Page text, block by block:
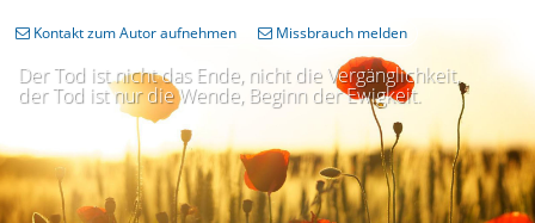
Der Tod ist nicht das Ende, nicht die Vergänglichkeit,
der Tod ist nur die Wende, Beginn der Ewigkeit.
Kontakt zum Autor aufnehmen Missbrauch melden